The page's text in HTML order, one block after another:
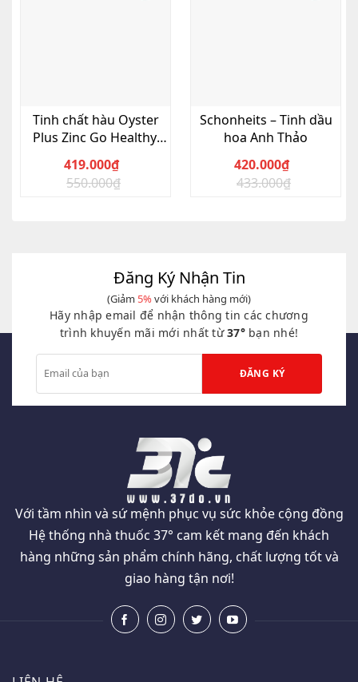
Tinh chất hàu Oyster
Plus Zinc Go Healthy,
550.000₫
Giá
419.000₫
Giá
Schonheits – Tinh dầu
hoa Anh Thảo
433.000₫
Giá
420.000₫
Giá
Đăng Ký Nhận Tin
(Giảm 5%với khách hàng mới)
Hãy nhập email để nhận thông tin các chương
trình khuyến mãi mới nhất từ37°bạn nhé!
Với tầm nhìn và sứ mệnh phục vụ sức khỏe cộng đồng
Hệ thống nhà thuốc 37° cam kết mang đến khách
hàng những sản phẩm chính hãng, chất lượng tốt và
giao hàng tận nơi!